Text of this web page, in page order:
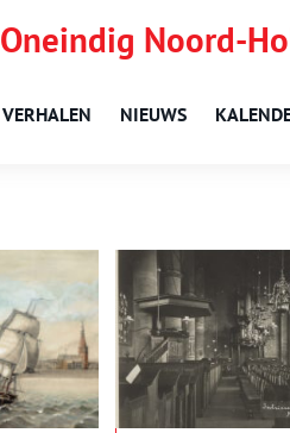
Oneindig Noord-
VERHALEN NIEUWS